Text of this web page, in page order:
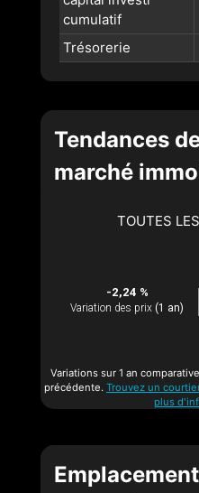
cumulatif
Trésorerie
Tendances
marché
TOUTES
-2,24 %
Variation des prix (1 an)
Variations sur 1 an
précédente. Trouvez un
plus